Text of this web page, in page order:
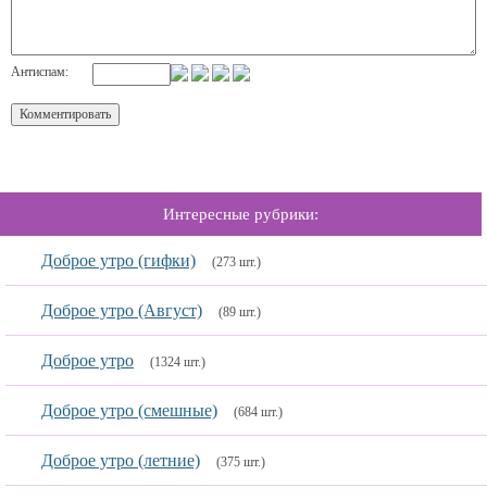
Антиспам:
Интересные рубрики:
Доброе утро (гифки) (273 шт.)
Доброе утро (Август) (89 шт.)
Доброе утро (1324 шт.)
Доброе утро (смешные) (684 шт.)
Доброе утро (летние) (375 шт.)